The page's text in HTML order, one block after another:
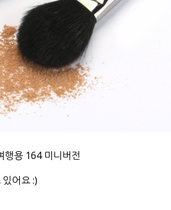
행용 164 미니버전
어요 :)